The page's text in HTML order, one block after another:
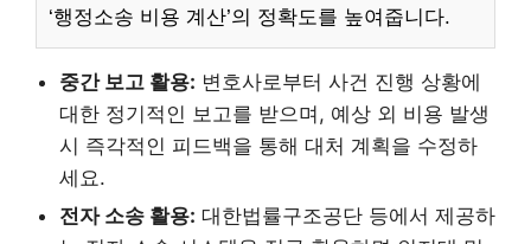
‘행정소송 비용 계산’의 정확도를 높여줍니다.
중간 보고 활용: 변호사로부터 사건 진행 상황에
대한 정기적인 보고를 받으며, 예상 외 비용 발생
시 즉각적인 피드백을 통해 대처 계획을 수정하
세요.
전자 소송 활용: 대한법률구조공단 등에서 제공하